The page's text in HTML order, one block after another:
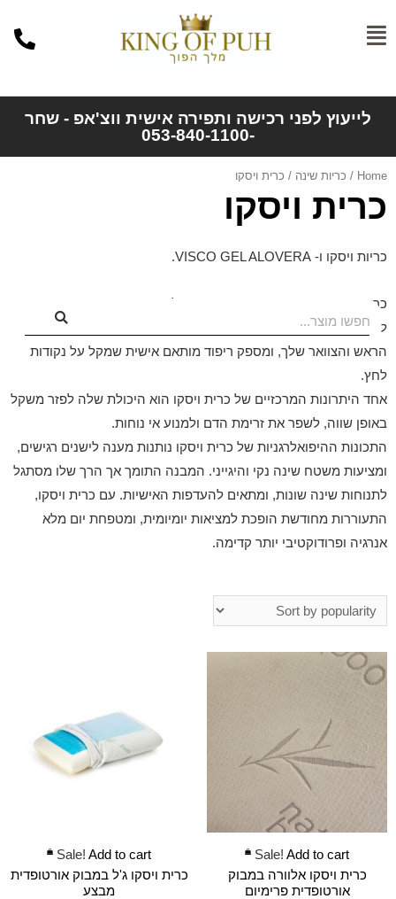
חפשו מוצר...
לייעוץ לפני רכישה ותפירה אישית ווצ'אפ - שחר
-053-840-1100
Home
/ כריות שינה / כרית ויסקו
כרית ויסקו
כריות ויסקו ו- VISCO GEL ALOVERA.
כרית ויסקו, עשויה מקצף זיכרון ויסקו אלסטי, מציעה נוחות ותמיכה
ללא תחרות לשנת לילה נינוחה. החומר הייחודי שלו מתאר את צורת
הראש והצוואר שלך, ומספק ריפוד מותאם אישית שמקל על נקודות
לחץ.
אחד היתרונות המרכזיים של כרית ויסקו הוא היכולת שלה לפזר משקל
באופן שווה, לשפר את זרימת הדם ולמנוע אי נוחות.
התכונות ההיפואלרגניות של כרית ויסקו נותנות מענה לישנים רגישים,
ומציעות משטח שינה נקי והיגייני. המבנה התומך אך הרך שלו מסתגל
לתנוחות שינה שונות, ומתאים להעדפות האישיות. עם כרית ויסקו,
התעוררות מחודשת הופכת למציאות יומיומית, ומטפחת יום מלא
אנרגיה ופרודוקטיבי יותר קדימה.
Sale! Add to cart
כרית ויסקו אלוורה במבוק
אורטופדית פרימיום
ADD TO CART
Sale! Add to cart
כרית ויסקו ג'ל במבוק אורטופדית
מבצע